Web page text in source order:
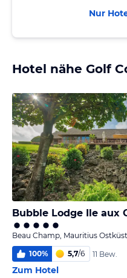
Nur
Hotel nähe Golf
Bubble Lodge Ile aux
Beau Champ, Mauritius
100% 5,7/6 11 Bew.
Zum Hotel